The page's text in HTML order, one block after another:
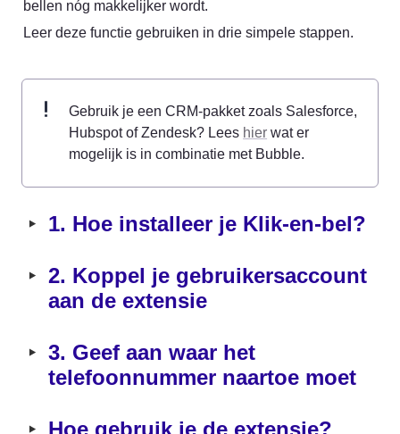
bellen nóg makkelijker wordt.
Leer deze functie gebruiken in drie simpele stappen.
Gebruik je een CRM-pakket zoals Salesforce,
Hubspot of Zendesk? Lees hier wat er
mogelijk is in combinatie met Bubble.
‣ 1. Hoe installeer je Klik-en-bel?
‣ 2. Koppel je gebruikersaccount
aan de extensie
‣ 3. Geef aan waar het
telefoonnummer naartoe moet
Hoe gebruik je de extensie?